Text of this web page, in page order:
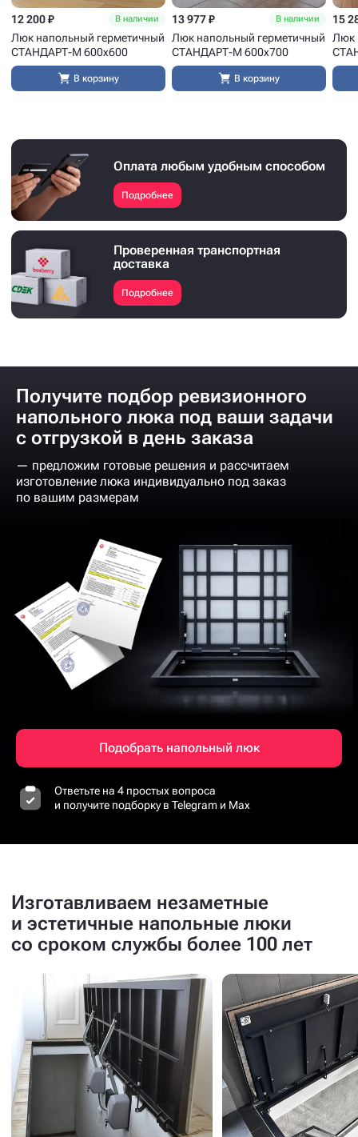
12 200 ₽ В наличии
Люк напольный герметичный
СТАНДАРТ-М 600x600
В корзину
13 977 ₽ В наличии
Люк напольный герметичный
СТАНДАРТ-М 600x700
В корзину
15
Люк
Оплата любым удобным способом
Подробнее
Проверенная транспортная
доставка
Подробнее
Получите подбор ревизионного
напольного люка под ваши задачи
с отгрузкой в день заказа
— предложим готовые решения и рассчитаем
изготовление люка индивидуально под заказ
по вашим размерам
Подобрать напольный люк
Ответьте на 4 простых вопроса
и получите подборку в Telegram и Max
Изготавливаем незаметные
и эстетичные напольные люки
со сроком службы более 100 лет